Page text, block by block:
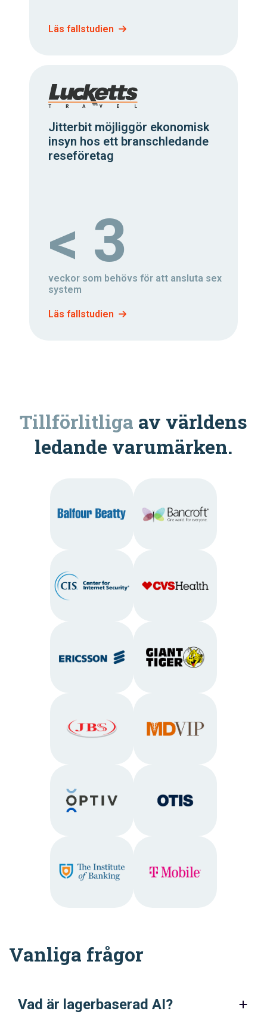
Läs fallstudien
Jitterbit möjliggör ekonomisk
insyn hos ett branschledande
reseföretag
< 3
veckor som behövs för att ansluta sex
system
Läs fallstudien
Tillförlitliga av världens
ledande varumärken.
Vanliga frågor
Vad är lagerbaserad AI?